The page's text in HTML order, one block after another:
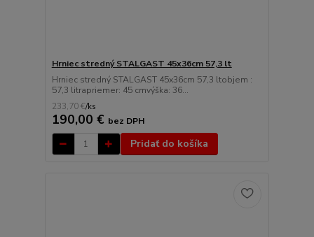
Hrniec stredný STALGAST 45x36cm 57,3 lt
Hrniec stredný STALGAST 45x36cm 57,3 ltobjem :
57,3 litrapriemer: 45 cmvýška: 36...
233,70 €/ks
190,00 € bez DPH
Pridať do košíka